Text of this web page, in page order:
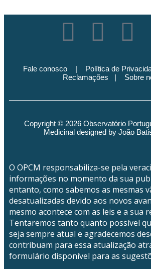
Fale conosco| Política de
Reclamações | Sobre
Copyright © 2026 Observatório
Medicinal designed by João
O OPCM responsabiliza-se pela
informações no momento da sua
entanto, como sabemos as mesmas
desatualizadas devido aos novos
mesmo acontece com as leis e a sua
Tentaremos tanto quanto possível
seja sempre atual e agradecemos
contribuam para essa atualização
formulário disponível para as